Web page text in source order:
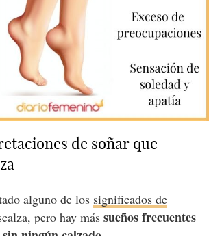
de soñar que
alguno de los significados de
pero hay más sueños frecuentes